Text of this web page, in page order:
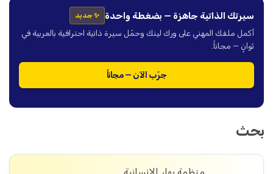
سيرتك الذاتية جاهزة — بضغطة واحدة ✨ جديد
أكمل ملفك المهني على ورك لينك وحمّل سيرة ذاتية احترافية بالعربية في
ثوانٍ — مجاناً.
جرّب الآن — مجاناً
بحث